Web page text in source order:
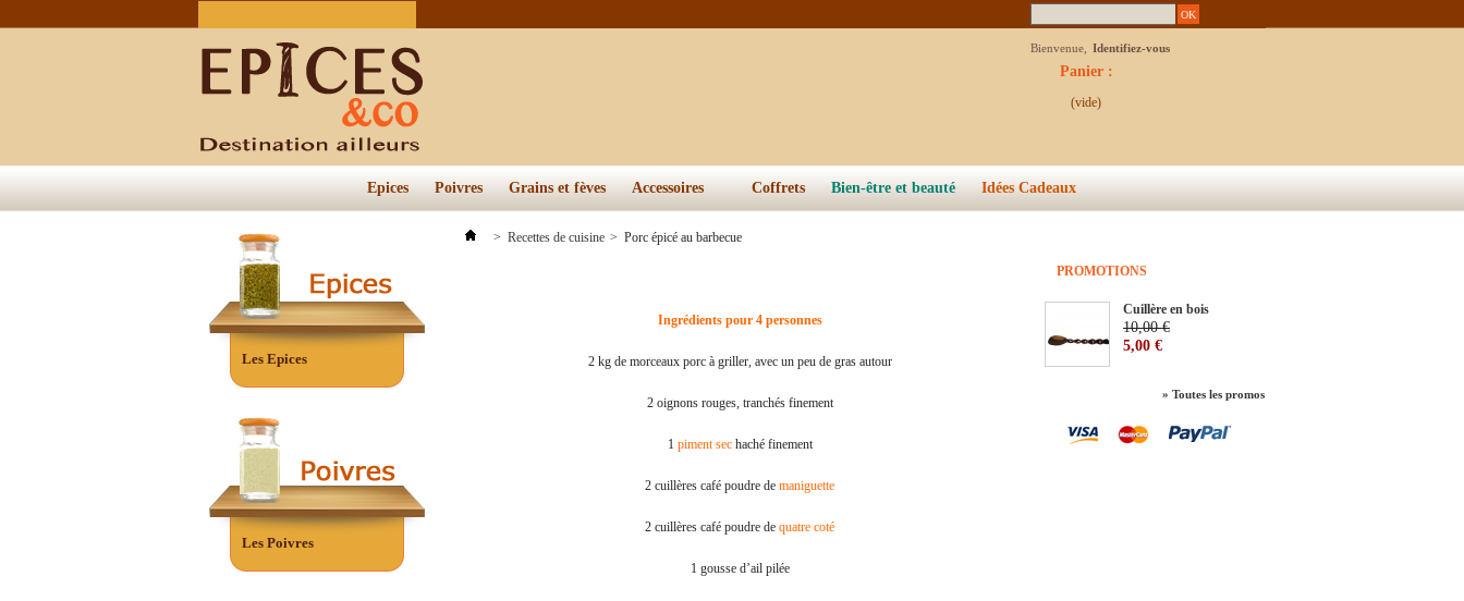
Bienvenue, Identifiez-vous
Panier :
(vide)
Epices Poivres Grains et fèves Accessoires Coffrets Bien-être et beauté Idées Cadeaux
Les Epices
Les Poivres
> Recettes de cuisine > Porc épicé au barbecue
Ingrédients pour 4 personnes
2 kg de morceaux porc à griller, avec un peu de gras autour
2 oignons rouges, tranchés finement
1 piment sec haché finement
2 cuillères café poudre de maniguette
2 cuillères café poudre de quatre coté
1 gousse d’ail pilée
PROMOTIONS
Cuillère en bois
10,00 €
5,00 €
» Toutes les promos